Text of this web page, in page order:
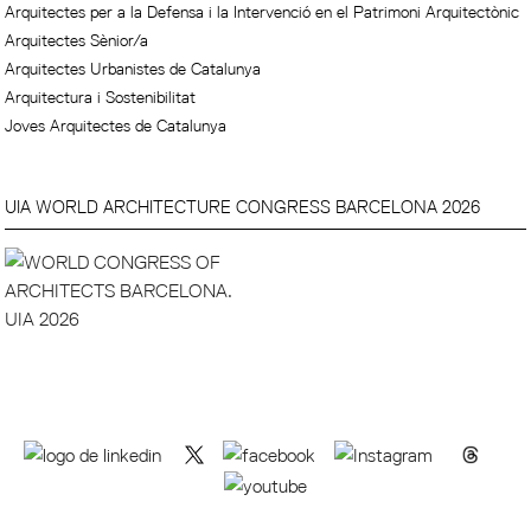
Arquitectes per a la Defensa i la Intervenció en el Patrimoni Arquitectònic
Arquitectes Sènior/a
Arquitectes Urbanistes de Catalunya
Arquitectura i Sostenibilitat
Joves Arquitectes de Catalunya
UIA WORLD ARCHITECTURE CONGRESS BARCELONA 2026